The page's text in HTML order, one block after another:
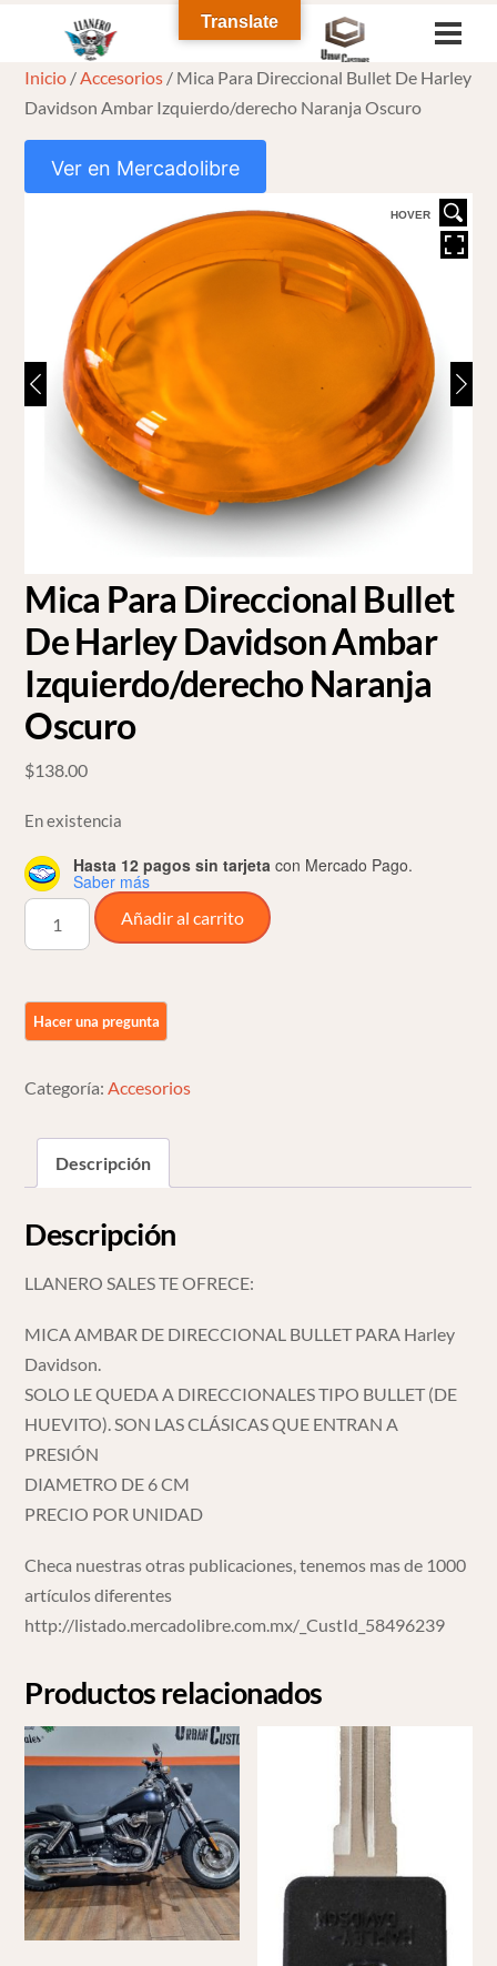
content
Inicio /Accesorios / Mica Para Direccional Bullet De Harley
Davidson Ambar Izquierdo/derecho Naranja Oscuro
Ver en Mercadolibre
HOVER
Mica Para Direccional Bullet
De Harley Davidson Ambar
Izquierdo/derecho Naranja
Oscuro
$138.00
En existencia
Hasta 12 pagos sin tarjeta con Mercado Pago.
Saber más
Mica
Para
De
Davidson
Izquierdo/derecho
Naranja
cantidad
Añadir al carrito
Categoría:Accesorios
Descripción
Descripción
LLANERO SALES TE OFRECE:
MICA AMBAR DE DIRECCIONAL BULLET PARA Harley
Davidson.
SOLO LE QUEDA A DIRECCIONALES TIPO BULLET (DE
HUEVITO). SON LAS CLÁSICAS QUE ENTRAN A
PRESIÓN
DIAMETRO DE 6 CM
PRECIO POR UNIDAD
Checa nuestras otras publicaciones, tenemos mas de 1000
artículos diferentes
http://listado.mercadolibre.com.mx/_CustId_58496239
Productos relacionados
Translate